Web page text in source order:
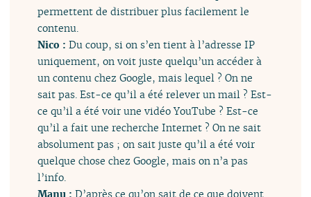
permettent de distribuer plus facilement le
contenu.
Nico :Du coup, si on s’en tient à l’adresse IP
uniquement, on voit juste quelqu’un accéder à
un contenu chez Google, mais lequel ? On ne
sait pas. Est-ce qu’il a été relever un mail ? Est-
ce qu’il a été voir une vidéo YouTube ? Est-ce
qu’il a fait une recherche Internet ? On ne sait
absolument pas ; on sait juste qu’il a été voir
quelque chose chez Google, mais on n’a pas
l’info.
Manu :D’après ce qu’on sait de ce que doivent